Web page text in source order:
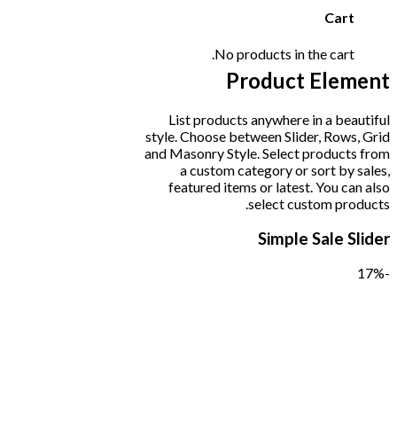
Cart
No products in the cart.
Product Element
List products anywhere in a beautiful
style. Choose between Slider, Rows, Grid
and Masonry Style. Select products from
a custom category or sort by sales,
featured items or latest. You can also
select custom products.
Simple Sale Slider
-17%